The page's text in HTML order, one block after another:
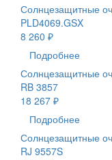
Солнцезащитные
PLD4069.GSX
8 260 ₽
Подробнее
Солнцезащитные
RB 3857
18 267 ₽
Подробнее
Солнцезащитные
RJ 9557S